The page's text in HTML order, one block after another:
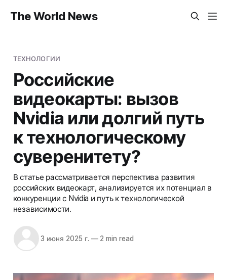
The World News
ТЕХНОЛОГИИ
Российские
видеокарты: вызов
Nvidia или долгий путь
к технологическому
суверенитету?
В статье рассматривается перспектива развития
российских видеокарт, анализируется их потенциал в
конкуренции с Nvidia и путь к технологической
независимости.
3 июня 2025 г. —2 min read